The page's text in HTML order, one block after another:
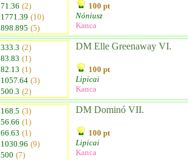
71.36 (2)
1771.39 (10)
898.895 (5)
100 pt
Nóniusz
Kanca
333.3 (2)
83.83 (1)
82.13 (1)
1057.64 (3)
500.3 (2)
DM Elle Greenaway VI.
100 pt
Lipicai
Kanca
168.5 (3)
56.66 (1)
66.63 (1)
1030.96 (9)
500 (7)
DM Dominó VII.
100 pt
Lipicai
Kanca